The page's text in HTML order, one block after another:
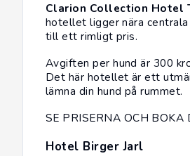
Clarion Collection Hotel
hotellet ligger nära
till ett rimligt pris.
Avgiften per hund är 300
Det här hotellet är ett
lämna din hund på rummet.
SE PRISERNA OCH BOKA
Hotel Birger Jarl